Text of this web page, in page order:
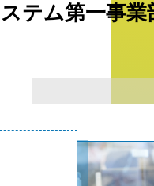
テム第一事業